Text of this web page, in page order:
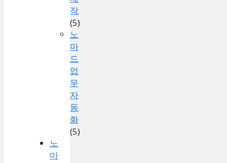
작
(5)
노
마
드
업
무
자
동
화
(5)
노
마